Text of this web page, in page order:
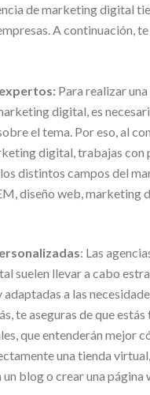
de marketing digital
A continuación,
Para realizar una
digital, es
el tema. Por eso, al
digital, trabajas con
distintos campos del
diseño web, marketing
: Las
suelen llevar a cabo
a las
te aseguras de que
que entenderán mejor
una tienda
blog o crear una página